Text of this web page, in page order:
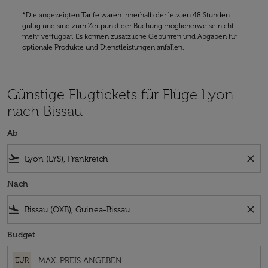
*Die angezeigten Tarife waren innerhalb der letzten 48 Stunden
gültig und sind zum Zeitpunkt der Buchung möglicherweise nicht
mehr verfügbar. Es können zusätzliche Gebühren und Abgaben für
optionale Produkte und Dienstleistungen anfallen.
Günstige Flugtickets für Flüge Lyon
nach Bissau
Ab
flight_takeoff close
Nach
flight_land close
Budget
EUR